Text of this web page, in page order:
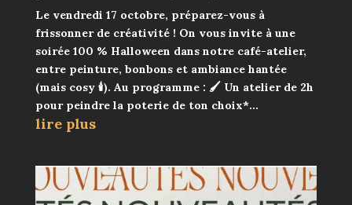
Le vendredi 17 octobre, préparez-vous à
frissonner de créativité ! On vous invite à une
soirée 100 % Halloween dans notre café-atelier,
entre peinture, bonbons et ambiance hantée
(mais cosy 🕯️). Au programme : 🖌️ Un atelier de 2h
pour peindre la poterie de ton choix*...
lire plus